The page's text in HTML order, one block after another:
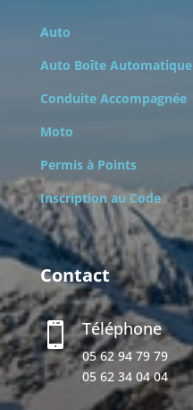
Auto
Auto Boîte Automatique
Conduite Accompagnée
Moto
Permis à Points
Inscription au Code
Contact
 Téléphone
05 62 94 79 79
05 62 34 04 04